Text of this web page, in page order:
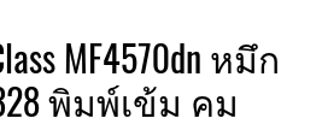
MF4570dn หมึก
พิมพ์เข้ม คม